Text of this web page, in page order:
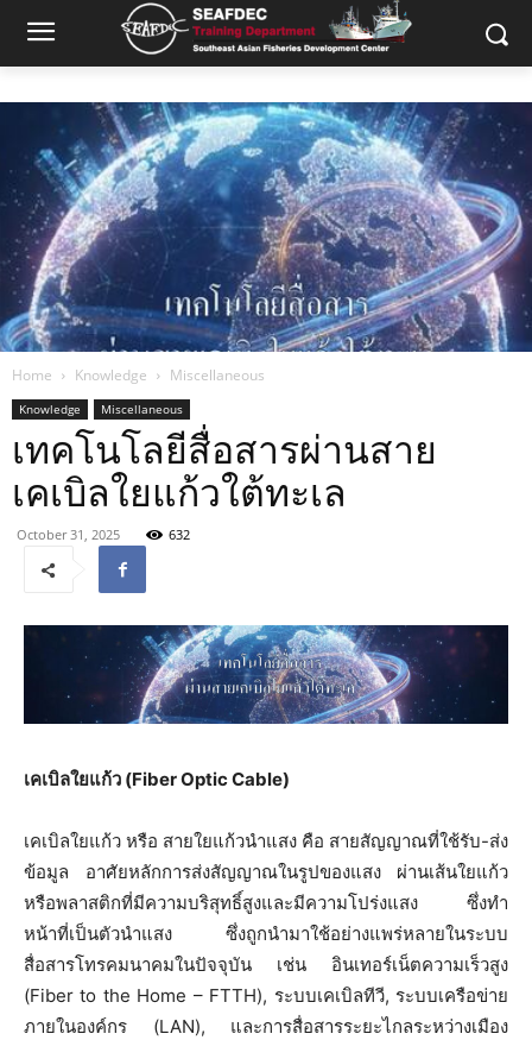
Home Knowledge Miscellaneous
Knowledge Miscellaneous
เทคโนโลยีสื่อสารผ่านสาย
เคเบิลใยแก้วใต้ทะเล
October 31, 2025 632
เคเบิลใยแก้ว (Fiber Optic Cable)
เคเบิลใยแก้ว หรือ สายใยแก้วนำแสง คือ สายสัญญาณที่ใช้รับ-ส่ง
ข้อมูล อาศัยหลักการส่งสัญญาณในรูปของแสง ผ่านเส้นใยแก้ว
หรือพลาสติกที่มีความบริสุทธิ์สูงและมีความโปร่งแสง ซึ่งทำ
หน้าที่เป็นตัวนำแสง ซึ่งถูกนำมาใช้อย่างแพร่หลายในระบบ
สื่อสารโทรคมนาคมในปัจจุบัน เช่น อินเทอร์เน็ตความเร็วสูง
(Fiber to the Home – FTTH), ระบบเคเบิลทีวี, ระบบเครือข่าย
ภายในองค์กร (LAN), และการสื่อสารระยะไกลระหว่างเมือง